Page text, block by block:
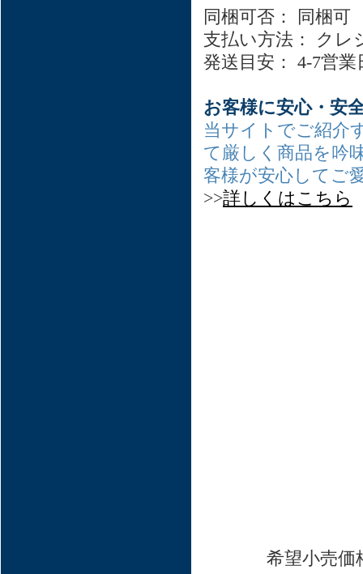
同梱可否： 同梱可
支払い方法： クレ
発送目安： 4-7営業
お客様に安心・安
当サイトでご紹介
て厳しく商品を吟
客様が安心してご
>>詳しくはこちら
希望小売価